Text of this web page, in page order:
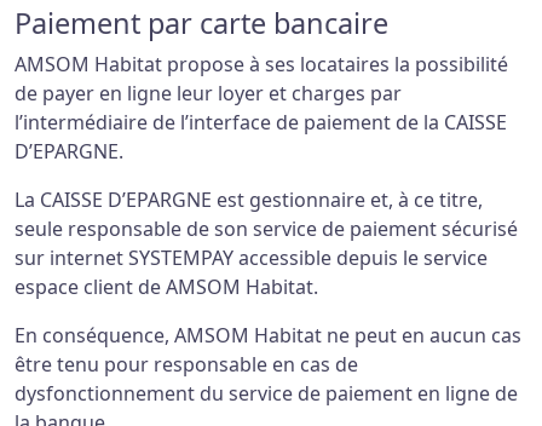
Paiement par carte bancaire
AMSOM Habitat propose à ses locataires la possibilité
de payer en ligne leur loyer et charges par
l’intermédiaire de l’interface de paiement de la CAISSE
D’EPARGNE.
La CAISSE D’EPARGNE est gestionnaire et, à ce titre,
seule responsable de son service de paiement sécurisé
sur internet SYSTEMPAY accessible depuis le service
espace client de AMSOM Habitat.
En conséquence, AMSOM Habitat ne peut en aucun cas
être tenu pour responsable en cas de
dysfonctionnement du service de paiement en ligne de